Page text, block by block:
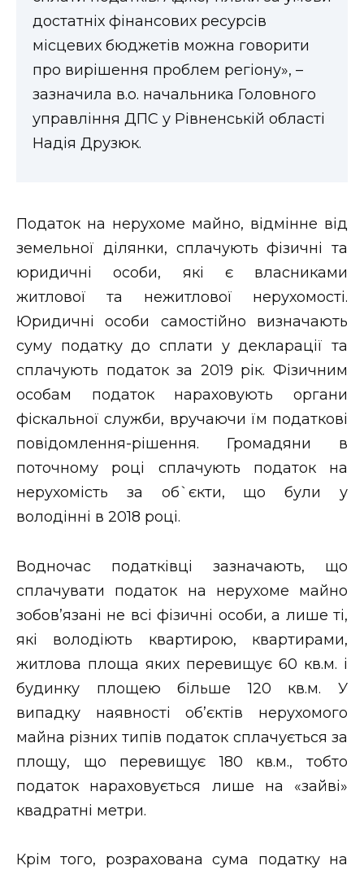
достатніх фінансових ресурсів
місцевих бюджетів можна говорити
про вирішення проблем регіону», –
зазначила в.о. начальника Головного
управління ДПС у Рівненській області
Надія Друзюк.
Податок на нерухоме майно, відмінне від
земельної ділянки, сплачують фізичні та
юридичні особи, які є власниками
житлової та нежитлової нерухомості.
Юридичні особи самостійно визначають
суму податку до сплати у декларації та
сплачують податок за 2019 рік. Фізичним
особам податок нараховують органи
фіскальної служби, вручаючи їм податкові
повідомлення-рішення. Громадяни в
поточному році сплачують податок на
нерухомість за об`єкти, що були у
володінні в 2018 році.
Водночас податківці зазначають, що
сплачувати податок на нерухоме майно
зобов’язані не всі фізичні особи, а лише ті,
які володіють квартирою, квартирами,
житлова площа яких перевищує 60 кв.м. і
будинку площею більше 120 кв.м. У
випадку наявності об’єктів нерухомого
майна різних типів податок сплачується за
площу, що перевищує 180 кв.м., тобто
податок нараховується лише на «зайві»
квадратні метри.
Крім того, розрахована сума податку на